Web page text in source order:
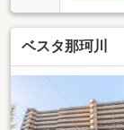
ベスタ那珂川